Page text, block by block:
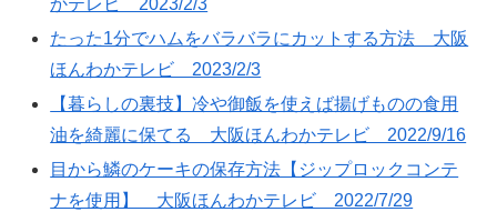
たった1分でハムをバラバラにカットする方法 大阪
ほんわかテレビ 2023/2/3
【暮らしの裏技】冷や御飯を使えば揚げものの食用
油を綺麗に保てる 大阪ほんわかテレビ 2022/9/16
目から鱗のケーキの保存方法【ジップロックコンテ
ナを使用】 大阪ほんわかテレビ 2022/7/29